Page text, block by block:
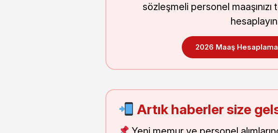
sözleşmeli personel
2026 Maaş
Artık haberler size